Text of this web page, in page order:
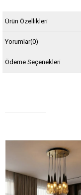
Ürün Özellikleri
Yorumlar(0)
Ödeme Seçenekleri